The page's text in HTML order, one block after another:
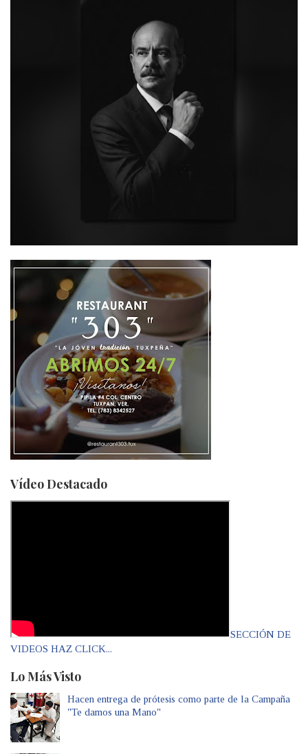
Vídeo Destacado
SECCIÓN DE
VIDEOS HAZ CLICK...
Lo Más Visto
Hacen entrega de prótesis como parte de la Campaña
"Te damos una Mano"